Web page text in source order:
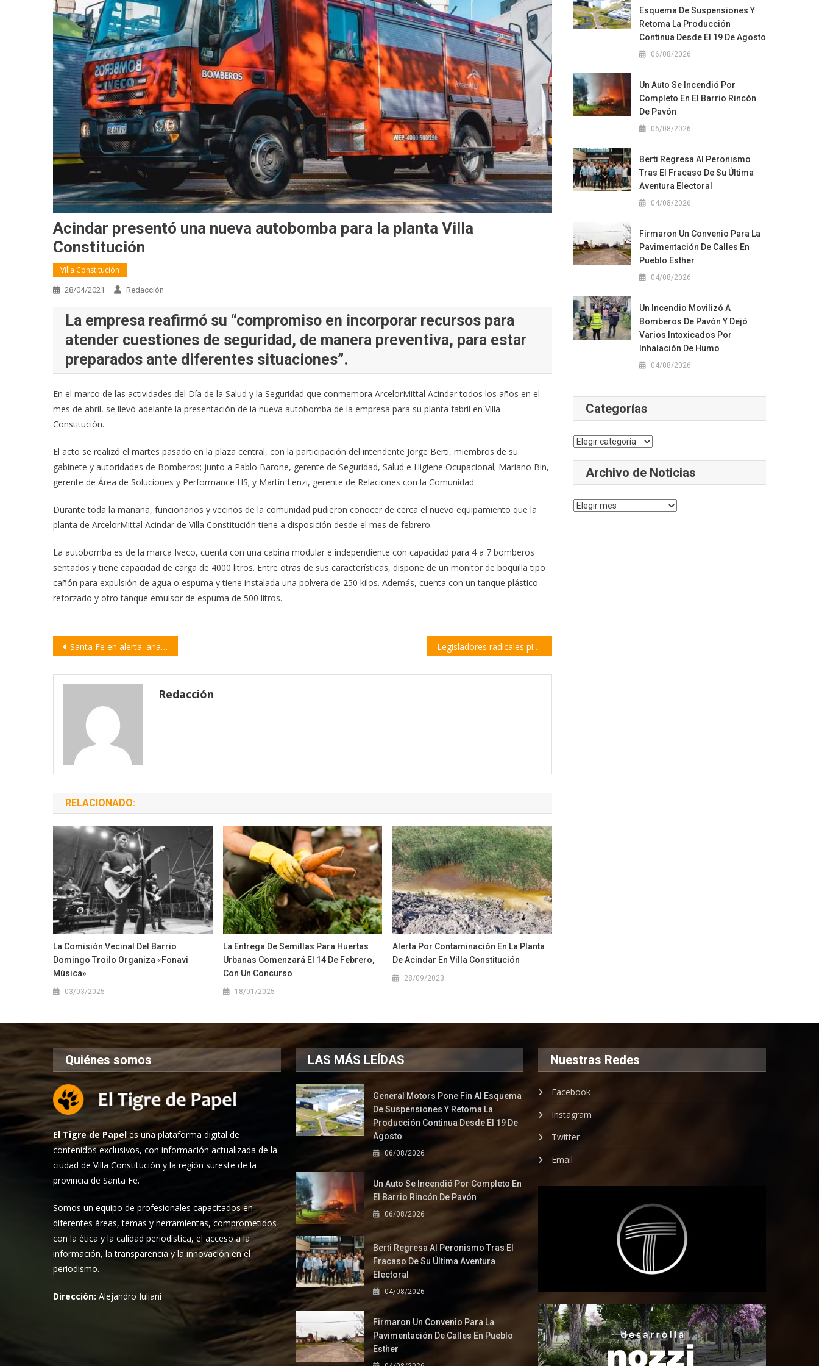
Acindar presentó una nueva autobomba para la planta Villa
Constitución
Villa Constitución
28/04/2021 Redacción
La empresa reafirmó su “compromiso en incorporar recursos para
atender cuestiones de seguridad, de manera preventiva, para estar
preparados ante diferentes situaciones”.
En el marco de las actividades del Día de la Salud y la Seguridad que conmemora ArcelorMittal Acindar todos los años en el
mes de abril, se llevó adelante la presentación de la nueva autobomba de la empresa para su planta fabril en Villa
Constitución.
El acto se realizó el martes pasado en la plaza central, con la participación del intendente Jorge Berti, miembros de su
gabinete y autoridades de Bomberos; junto a Pablo Barone, gerente de Seguridad, Salud e Higiene Ocupacional; Mariano Bin,
gerente de Área de Soluciones y Performance HS; y Martín Lenzi, gerente de Relaciones con la Comunidad.
Durante toda la mañana, funcionarios y vecinos de la comunidad pudieron conocer de cerca el nuevo equipamiento que la
planta de ArcelorMittal Acindar de Villa Constitución tiene a disposición desde el mes de febrero.
La autobomba es de la marca Iveco, cuenta con una cabina modular e independiente con capacidad para 4 a 7 bomberos
sentados y tiene capacidad de carga de 4000 litros. Entre otras de sus características, dispone de un monitor de boquilla tipo
cañón para expulsión de agua o espuma y tiene instalada una polvera de 250 kilos. Además, cuenta con un tanque plástico
reforzado y otro tanque emulsor de espuma de 500 litros.
Navegación
entradas
Santa Fe en alerta: analizan nuevas medidas para los próximos días Legisladores radicales piden vacunas contra el Covid para Bomberos Voluntarios
Redacción
RELACIONADO:
La Comisión Vecinal Del Barrio
Domingo Troilo Organiza «Fonavi
Música»
03/03/2025
La Entrega De Semillas Para Huertas
Urbanas Comenzará El 14 De Febrero,
Con Un Concurso
18/01/2025
Alerta Por Contaminación En La Planta
De Acindar En Villa Constitución
28/09/2023
Esquema De Suspensiones Y
Retoma La Producción
Continua Desde El 19 De Agosto
06/08/2026
Un Auto Se Incendió Por
Completo En El Barrio Rincón
De Pavón
06/08/2026
Berti Regresa Al Peronismo
Tras El Fracaso De Su Última
Aventura Electoral
04/08/2026
Firmaron Un Convenio Para La
Pavimentación De Calles En
Pueblo Esther
04/08/2026
Un Incendio Movilizó A
Bomberos De Pavón Y Dejó
Varios Intoxicados Por
Inhalación De Humo
04/08/2026
Categorías
Categorías
Archivo de Noticias
Archivo
Quiénes somos
El Tigre de Papeles una plataforma digital de
contenidos exclusivos, con información actualizada de la
ciudad de Villa Constitución y la región sureste de la
provincia de Santa Fe.
Somos un equipo de profesionales capacitados en
diferentes áreas, temas y herramientas, comprometidos
con la ética y la calidad periodística, el acceso a la
información, la transparencia y la innovación en el
periodismo.
Dirección:Alejandro Iuliani
LAS MÁS LEÍDAS
General Motors Pone Fin Al Esquema
De Suspensiones Y Retoma La
Producción Continua Desde El 19 De
Agosto
06/08/2026
Un Auto Se Incendió Por Completo En
El Barrio Rincón De Pavón
06/08/2026
Berti Regresa Al Peronismo Tras El
Fracaso De Su Última Aventura
Electoral
04/08/2026
Firmaron Un Convenio Para La
Pavimentación De Calles En Pueblo
Esther
Nuestras Redes
Facebook
Instagram
Twitter
Email